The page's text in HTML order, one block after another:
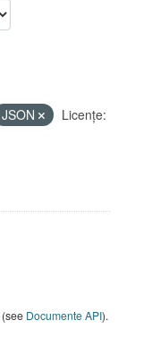
JSON
Licenţe:
(see Documente API).